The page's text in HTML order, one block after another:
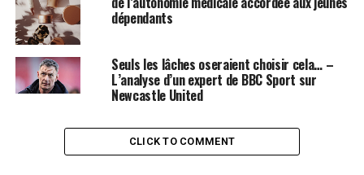
multitude de résultats. Cependant, en ce qui concerne
les médecins, il semble y avoir une attitude
que : « Vous devez vous accrocher, c’est ce que vous avez
choisi, et vous êtes bien rémunéré. »
Mais est-ce juste ? Est-ce même exact ? Les résidents,
comme leur nom l’indique, sont historiquement censés
dépendants
Seuls les lâches oseraient choisir cela… –
L’analyse d’un expert de BBC Sport sur
Newcastle United
CLICK TO COMMENT